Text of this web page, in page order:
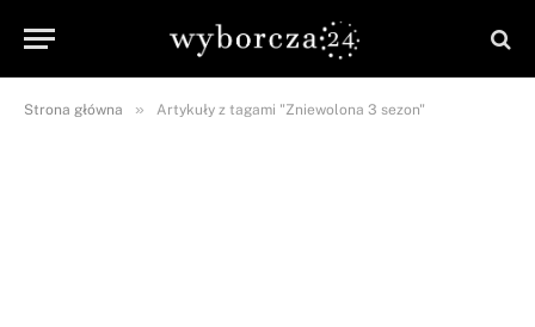
Strona główna » Artykuły z tagami "Zniewolona 3 sezon"